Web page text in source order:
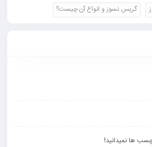
گریس نسوز و انواع آن چیست؟
ها نمیدانید!